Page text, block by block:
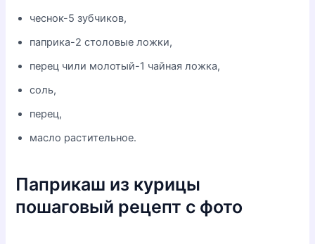
чеснок-5 зубчиков,
паприка-2 столовые ложки,
перец чили молотый-1 чайная ложка,
соль,
перец,
масло растительное.
Паприкаш из курицы
пошаговый рецепт с фото